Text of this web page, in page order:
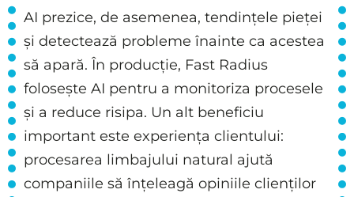
AI prezice, de asemenea, tendințele pieței
și detectează probleme înainte ca acestea
să apară. În producție, Fast Radius
folosește AI pentru a monitoriza procesele
și a reduce risipa. Un alt beneficiu
important este experiența clientului:
procesarea limbajului natural ajută
companiile să înțeleagă opiniile clienților